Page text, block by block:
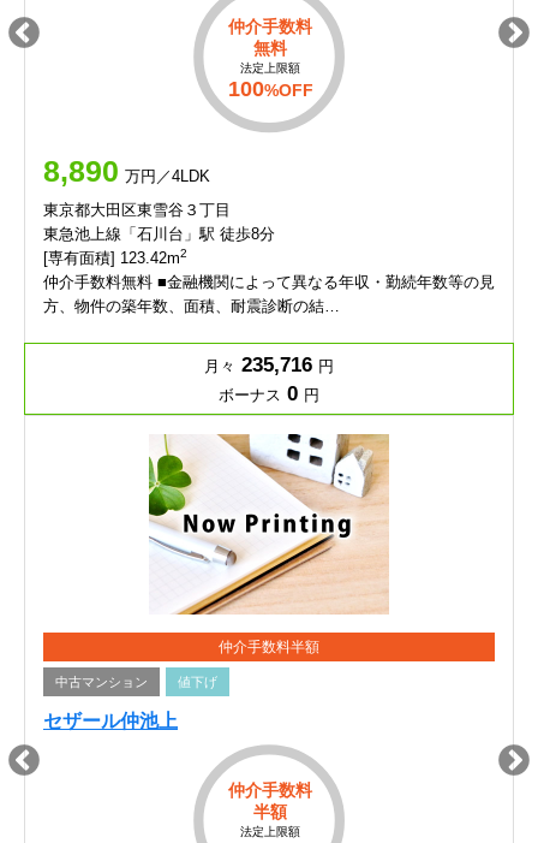
仲介手数料
無料
法定上限額
100%OFF
8,890 万円／4LDK
東京都大田区東雪谷３丁目
東急池上線「石川台」駅 徒歩8分
[専有面積] 123.42m2
仲介手数料無料 ■金融機関によって異なる年収・勤続年数等の見
方、物件の築年数、面積、耐震診断の結…
月々 235,716 円
ボーナス 0 円
仲介手数料半額
中古マンション 値下げ
セザール仲池上
仲介手数料
半額
法定上限額